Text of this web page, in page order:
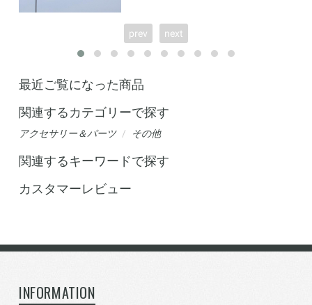
prev next
最近ご覧になった商品
関連するカテゴリーで探す
アクセサリー＆パーツ その他
関連するキーワードで探す
カスタマーレビュー
INFORMATION